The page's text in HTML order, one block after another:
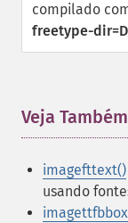
compilado
freetype-
Veja Também
imagefttext()
usando